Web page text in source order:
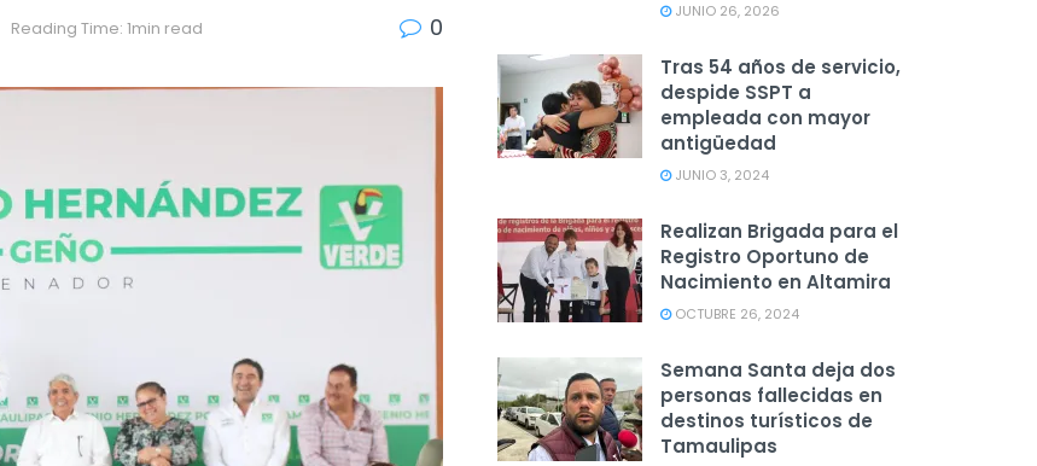
Reading Time: 1min read 0
JUNIO 26, 2026
Tras 54 años de servicio,
despide SSPT a
empleada con mayor
antigüedad
JUNIO 3, 2024
Realizan Brigada para el
Registro Oportuno de
Nacimiento en Altamira
OCTUBRE 26, 2024
Semana Santa deja dos
personas fallecidas en
destinos turísticos de
Tamaulipas